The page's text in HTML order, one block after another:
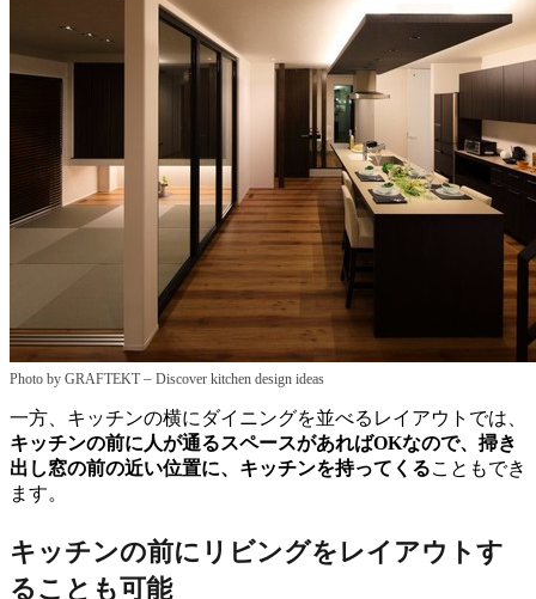
Photo by GRAFTEKT– Discover kitchen design ideas
一方、キッチンの横にダイニングを並べるレイアウトでは、
キッチンの前に人が通るスペースがあればOKなので、掃き
出し窓の前の近い位置に、キッチンを持ってくることもでき
ます。
キッチンの前にリビングをレイアウトす
ることも可能